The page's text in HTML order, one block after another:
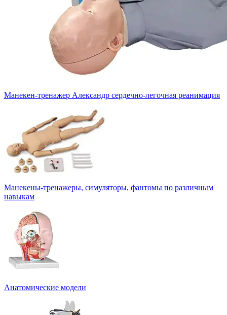
Манекен-тренажер Александр сердечно-легочная реанимация
Манекены-тренажеры, симуляторы, фантомы по различным
навыкам
Анатомические модели